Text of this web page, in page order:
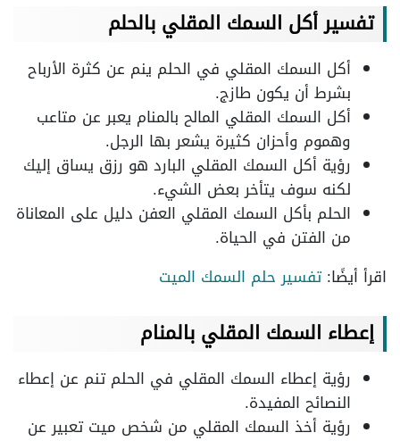
تفسير أكل السمك المقلي بالحلم
أكل السمك المقلي في الحلم ينم عن كثرة الأرباح
بشرط أن يكون طازج.
أكل السمك المقلي المالح بالمنام يعبر عن متاعب
وهموم وأحزان كثيرة يشعر بها الرجل.
رؤية أكل السمك المقلي البارد هو رزق يساق إليك
لكنه سوف يتأخر بعض الشيء.
الحلم بأكل السمك المقلي العفن دليل على المعاناة
من الفتن في الحياة.
اقرأ أيضًا:تفسير حلم السمك الميت
إعطاء السمك المقلي بالمنام
رؤية إعطاء السمك المقلي في الحلم تنم عن إعطاء
النصائح المفيدة.
رؤية أخذ السمك المقلي من شخص ميت تعبير عن